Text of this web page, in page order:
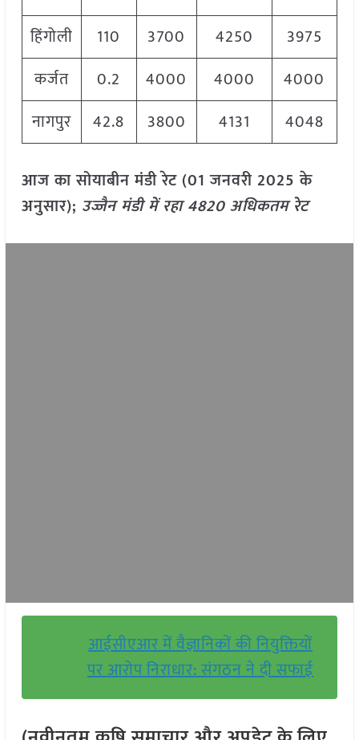
हिंगोली
110 3700 4250
3975
कर्जत
0.2 4000 4000
4000
नागपुर
42.8 3800 4131 4048
आज का सोयाबीन मंडी रेट (01 जनवरी 2025 के
अनुसार); उज्जैन मंडी में रहा 4820 अधिकतम रेट
आईसीएआर में वैज्ञानिकों की नियुक्तियों
पर आरोप निराधार: संगठन ने दी सफाई